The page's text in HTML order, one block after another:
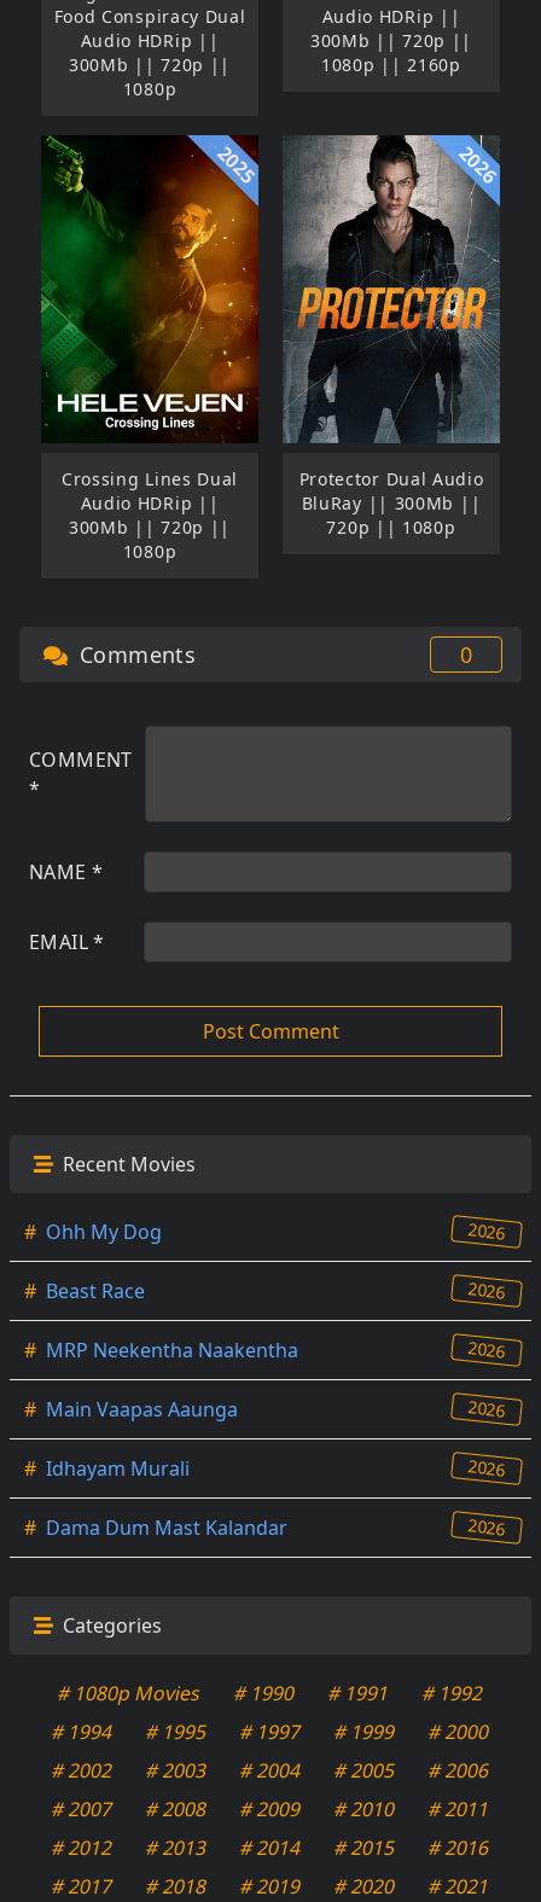
Food Conspiracy Dual
Audio HDRip ||
300Mb || 720p ||
1080p
Audio HDRip ||
300Mb || 720p ||
1080p || 2160p
2025
Crossing Lines Dual
Audio HDRip ||
300Mb || 720p ||
1080p
2026
Protector Dual Audio
BluRay || 300Mb ||
720p || 1080p
Comments 0
COMMENT
*
NAME *
EMAIL*
Recent Movies
# Ohh My Dog 2026
# Beast Race 2026
# MRP Neekentha Naakentha 2026
# Main Vaapas Aaunga 2026
# Idhayam Murali 2026
# Dama Dum Mast Kalandar 2026
Categories
# 1080p Movies # 1990 # 1991
# 1992
# 1994
# 1995 # 1997 # 1999
# 2000
# 2002
# 2003 # 2004 # 2005
# 2006
# 2007
# 2008 # 2009 # 2010
# 2011
# 2012
# 2013 # 2014 # 2015
# 2016
# 2017
# 2018 # 2019 # 2020
# 2021